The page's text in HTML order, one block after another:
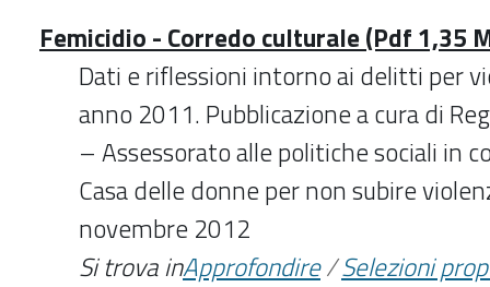
Femicidio - Corredo culturale (Pdf 1,35
Dati e riflessioni intorno ai delitti per
anno 2011. Pubblicazione a cura di
– Assessorato alle politiche sociali in
Casa delle donne per non subire
novembre 2012
Si trova inApprofondire/Selezioni